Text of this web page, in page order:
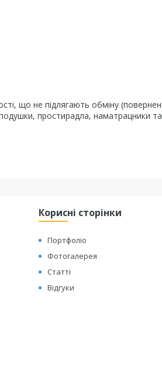
що не підлягають обміну
простирадла, наматрацники та
Корисні сторінки
Портфоліо
Фотогалерея
Статті
Відгуки